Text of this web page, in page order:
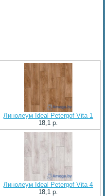
Линолеум Ideal Petergof Vita 1
18,1 p.
Линолеум Ideal Petergof Vita 4
18,1 p.